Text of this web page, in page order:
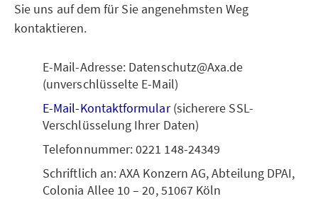
Sie uns auf dem für Sie angenehmsten Weg
kontaktieren.
E-Mail-Adresse: Datenschutz@Axa.de
(unverschlüsselte E-Mail)
E-Mail-Kontaktformular(sicherere SSL-
Verschlüsselung Ihrer Daten)
Telefonnummer: 0221 148-24349
Schriftlich an: AXA Konzern AG, Abteilung DPAI,
Colonia Allee 10 – 20, 51067 Köln